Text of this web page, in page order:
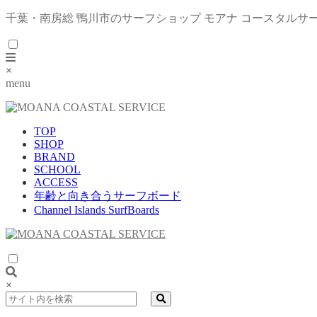
千葉・南房総 鴨川市のサーフショップ モアナ コースタルサ
×
menu
TOP
SHOP
BRAND
SCHOOL
ACCESS
年齢と向き合うサーフボード
Channel Islands SurfBoards
×